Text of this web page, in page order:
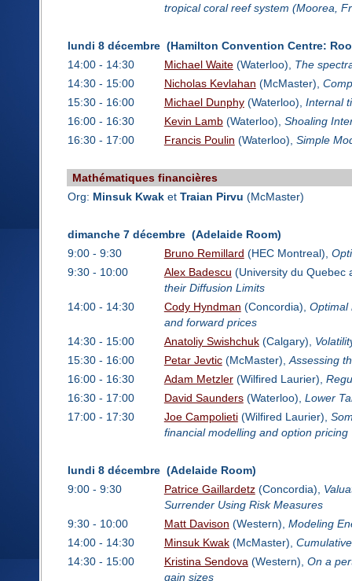
tropical coral reef system (Moorea,
lundi 8 décembre (Hamilton Convention Centre:
14:00 - 14:30
Michael Waite(Waterloo), The
14:30 - 15:00
Nicholas Kevlahan (McMaster),
15:30 - 16:00
Michael Dunphy(Waterloo), Internal
16:00 - 16:30
Kevin Lamb(Waterloo), Shoaling
16:30 - 17:00
Francis Poulin (Waterloo), Simple
Mathématiques financières
Org: Minsuk Kwaket Traian Pirvu (McMaster)
dimanche 7 décembre (Adelaide Room)
9:00 - 9:30
Bruno Remillard (HEC Montreal),
9:30 - 10:00
Alex Badescu (University du Quebec
their Diffusion Limits
14:00 - 14:30
Cody Hyndman (Concordia), Optimal
and forward prices
14:30 - 15:00
Anatoliy Swishchuk(Calgary),
15:30 - 16:00
Petar Jevtic(McMaster),Assessing
16:00 - 16:30
Adam Metzler(Wilfired Laurier),
16:30 - 17:00
David Saunders(Waterloo), Lower
17:00 - 17:30
Joe Campolieti(Wilfired Laurier),
financial modelling and option pricing
lundi 8 décembre (Adelaide Room)
9:00 - 9:30
Patrice Gaillardetz(Concordia),
Surrender Using Risk Measures
9:30 - 10:00
Matt Davison (Western), Modeling
14:00 - 14:30
Minsuk Kwak(McMaster),
14:30 - 15:00
Kristina Sendova(Western), On a
gain sizes